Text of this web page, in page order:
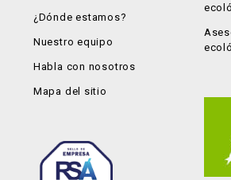
¿Dónde estamos?
Nuestro equipo
Habla con nosotros
Mapa del sitio